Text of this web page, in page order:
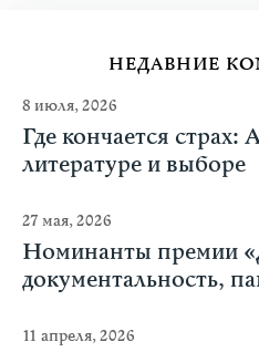
НЕДАВНИЕ
8 июля, 2026
Где кончается
литературе и выборе
27 мая, 2026
Номинанты премии
документальность,
11 апреля, 2026